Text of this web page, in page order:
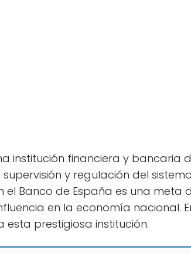
institución financiera y bancaria
y regulación del
el Banco de España es una
en la economía nacional.
prestigiosa institución.